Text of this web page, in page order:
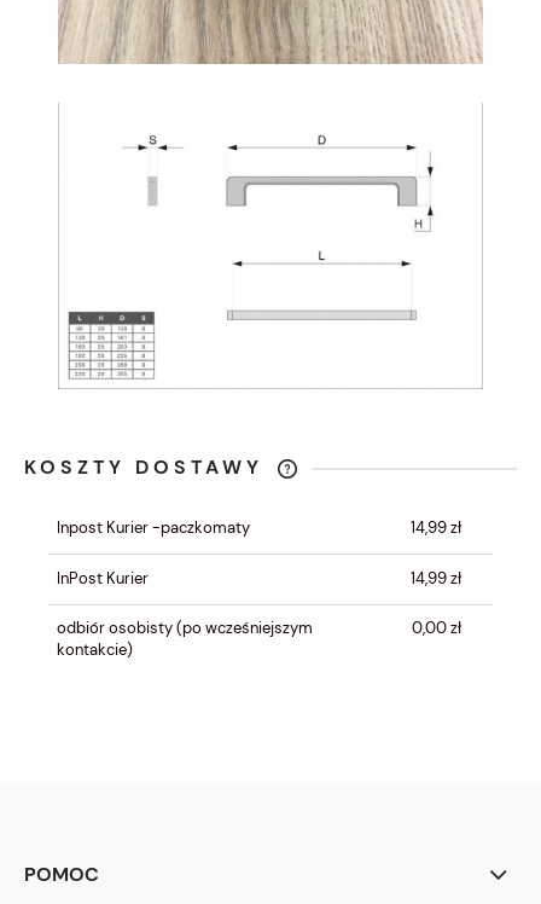
KOSZTY DOSTAWY
KOSZTÓW PŁATNOŚCI
Inpost Kurier -paczkomaty 14,99 zł
InPost Kurier 14,99 zł
odbiór osobisty(po wcześniejszym
kontakcie)
0,00 zł
POMOC